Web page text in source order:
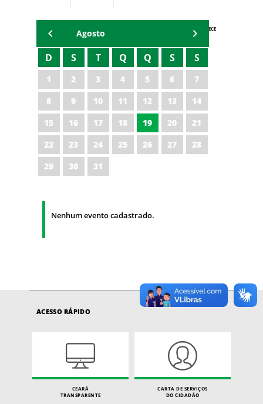
AGENDA IPECE
Agosto
D S T Q Q S S
1 2 3 4 5 6
7
8
9 10 11 12 13
14
15
16 17 18 19 20
21
22
23 24 25 26 27
28
29
30 31
Nenhum evento cadastrado.
ACESSO RÁPIDO
CEARÁ
TRANSPARENTE
CARTA DE SERVIÇOS
DO CIDADÃO